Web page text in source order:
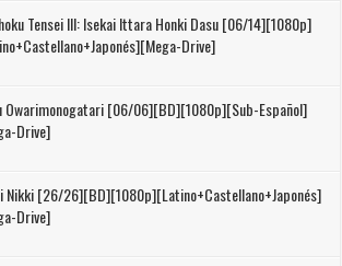
Tensei III: Isekai Ittara Honki Dasu [06/14][1080p]
Drive]
Owarimonogatari [06/06][BD][1080p][Sub-Español]
Drive]
Nikki [26/26][BD][1080p][Latino+Castellano+Japonés]
Drive]